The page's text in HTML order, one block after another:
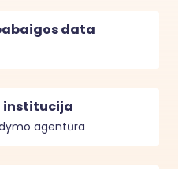
data
institucija
agentūra